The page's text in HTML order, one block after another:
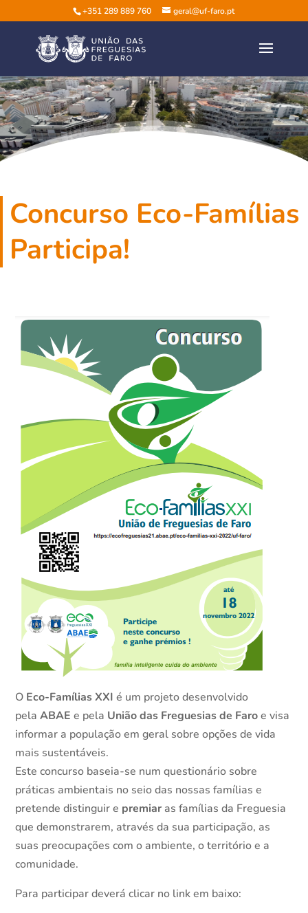
+351 289 889 760 geral@uf-faro.pt
Concurso Eco-Famílias
Participa!
O Eco-Famílias XXI é um projeto desenvolvido
pelaABAE e pela União das Freguesias de Faroe visa
informar a população em geral sobre opções de vida
mais sustentáveis.
Este concurso baseia-se num questionário sobre
práticas ambientais no seio das nossas famílias e
pretende distinguir e premiar as famílias da Freguesia
que demonstrarem, através da sua participação, as
suas preocupações com o ambiente, o território e a
comunidade.
Para participar deverá clicar no link em baixo: